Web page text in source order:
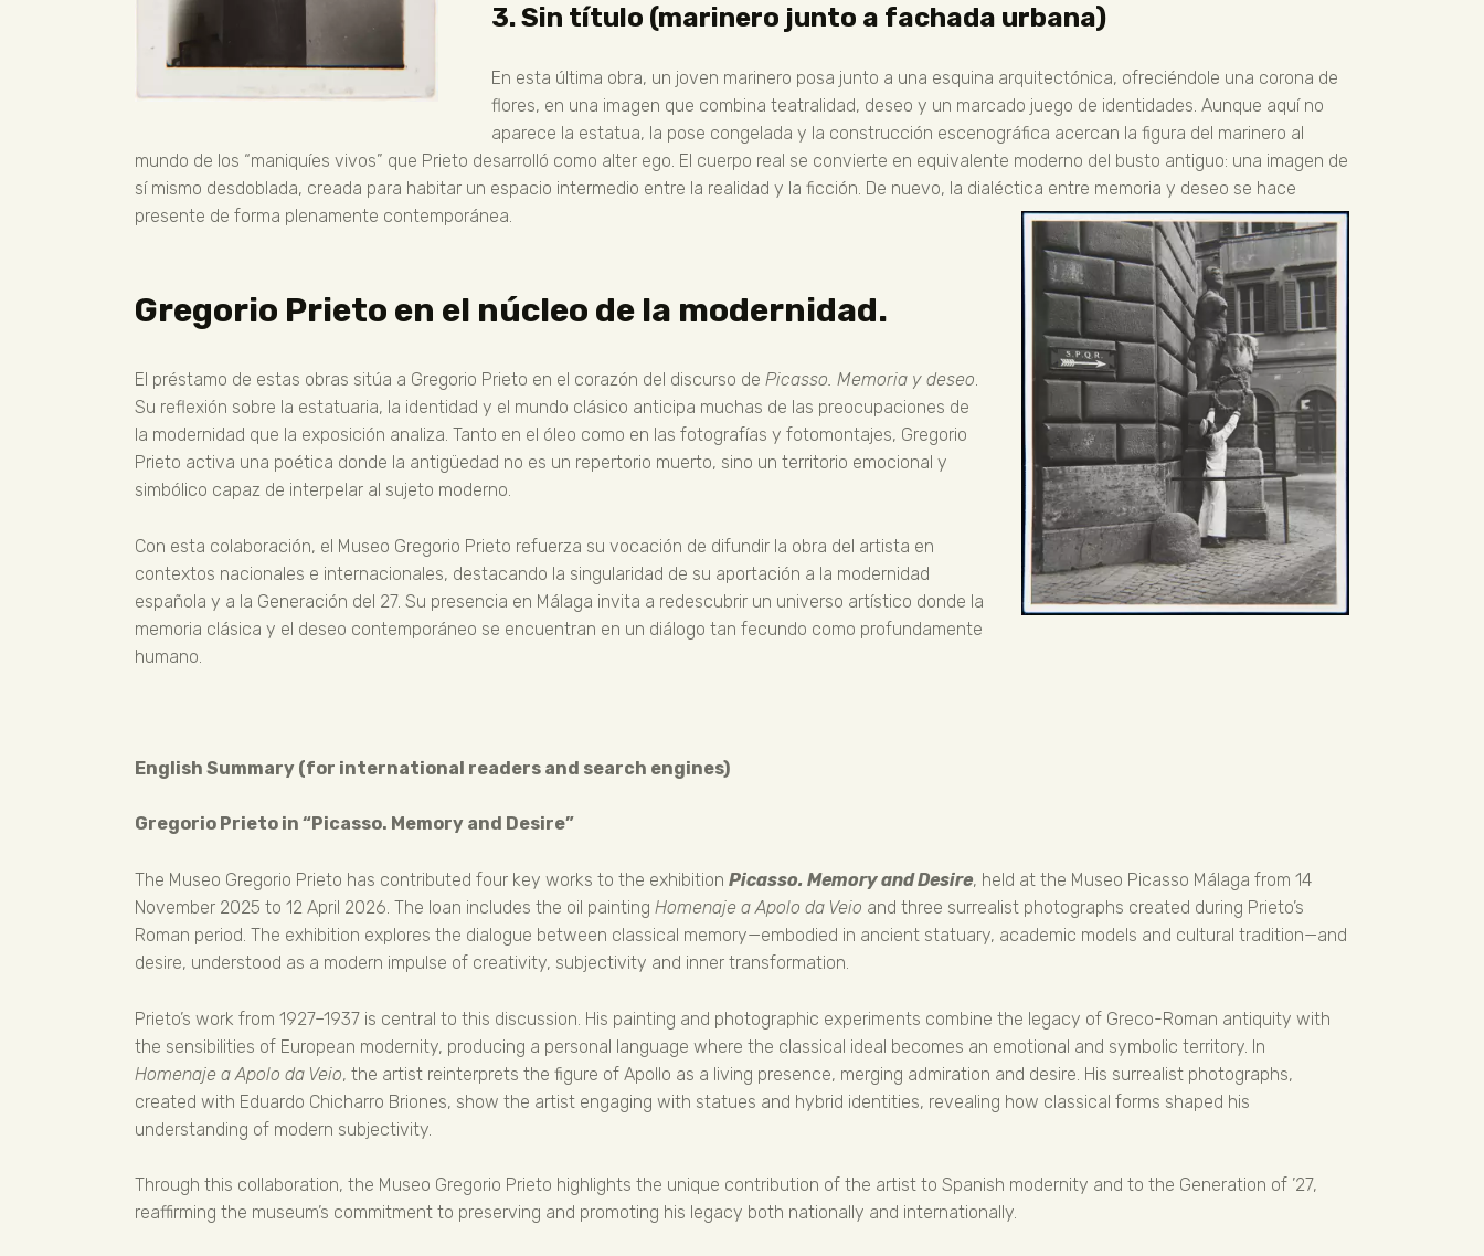
3. Sin título (marinero junto a fachada urbana)
En esta última obra, un joven marinero posa junto a una esquina arquitectónica, ofreciéndole una corona de
flores, en una imagen que combina teatralidad, deseo y un marcado juego de identidades. Aunque aquí no
aparece la estatua, la pose congelada y la construcción escenográfica acercan la figura del marinero al
mundo de los “maniquíes vivos” que Prieto desarrolló como alter ego. El cuerpo real se convierte en equivalente moderno del busto antiguo: una imagen de
sí mismo desdoblada, creada para habitar un espacio intermedio entre la realidad y la ficción. De nuevo, la dialéctica entre memoria y deseo se hace
presente de forma plenamente contemporánea.
Gregorio Prieto en el núcleo de la modernidad.
El préstamo de estas obras sitúa a Gregorio Prieto en el corazón del discurso de Picasso. Memoria y deseo.
Su reflexión sobre la estatuaria, la identidad y el mundo clásico anticipa muchas de las preocupaciones de
la modernidad que la exposición analiza. Tanto en el óleo como en las fotografías y fotomontajes, Gregorio
Prieto activa una poética donde la antigüedad no es un repertorio muerto, sino un territorio emocional y
simbólico capaz de interpelar al sujeto moderno.
Con esta colaboración, el Museo Gregorio Prieto refuerza su vocación de difundir la obra del artista en
contextos nacionales e internacionales, destacando la singularidad de su aportación a la modernidad
española y a la Generación del 27. Su presencia en Málaga invita a redescubrir un universo artístico donde la
memoria clásica y el deseo contemporáneo se encuentran en un diálogo tan fecundo como profundamente
humano.
English Summary (for international readers and search engines)
Gregorio Prieto in “Picasso. Memory and Desire”
The Museo Gregorio Prieto has contributed four key works to the exhibition Picasso. Memory and Desire, held at the Museo Picasso Málaga from 14
November 2025 to 12 April 2026. The loan includes the oil painting Homenaje a Apolo da Veio and three surrealist photographs created during Prieto’s
Roman period. The exhibition explores the dialogue between classical memory—embodied in ancient statuary, academic models and cultural tradition—and
desire, understood as a modern impulse of creativity, subjectivity and inner transformation.
Prieto’s work from 1927–1937 is central to this discussion. His painting and photographic experiments combine the legacy of Greco-Roman antiquity with
the sensibilities of European modernity, producing a personal language where the classical ideal becomes an emotional and symbolic territory. In
Homenaje a Apolo da Veio, the artist reinterprets the figure of Apollo as a living presence, merging admiration and desire. His surrealist photographs,
created with Eduardo Chicharro Briones, show the artist engaging with statues and hybrid identities, revealing how classical forms shaped his
understanding of modern subjectivity.
Through this collaboration, the Museo Gregorio Prieto highlights the unique contribution of the artist to Spanish modernity and to the Generation of ’27,
reaffirming the museum’s commitment to preserving and promoting his legacy both nationally and internationally.